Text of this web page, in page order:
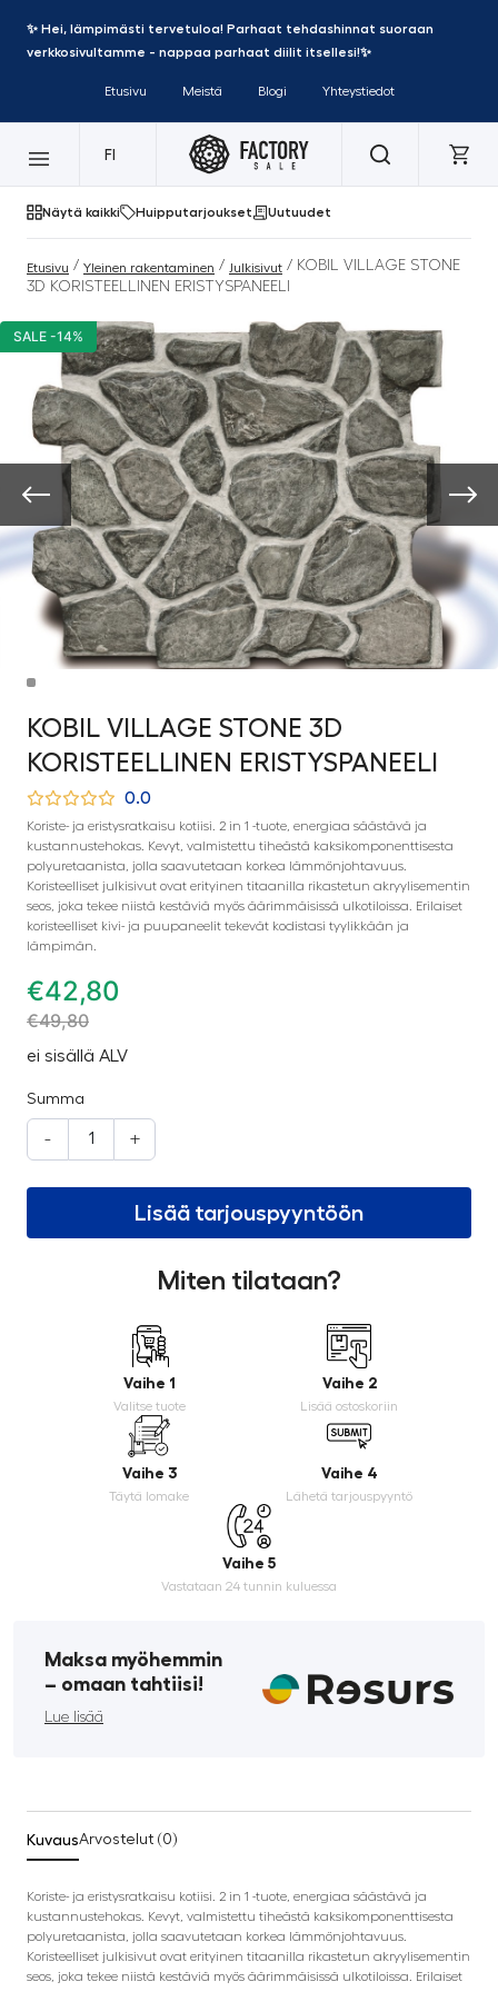
✨ Hei, lämpimästi tervetuloa! Parhaat tehdashinnat suoraan
verkkosivultamme - nappaa parhaat diilit itsellesi!✨
Etusivu Meistä Blogi Yhteystiedot
FI
Näytä kaikki Huipputarjoukset Uutuudet
Etusivu / Yleinen rakentaminen / Julkisivut / KOBIL VILLAGE STONE
3D KORISTEELLINEN ERISTYSPANEELI
SALE -14%
KOBIL VILLAGE STONE 3D
KORISTEELLINEN ERISTYSPANEELI
0.0
Koriste- ja eristysratkaisu kotiisi. 2 in 1 -tuote, energiaa säästävä ja
kustannustehokas. Kevyt, valmistettu tiheästä kaksikomponenttisesta
polyuretaanista, jolla saavutetaan korkea lämmönjohtavuus.
Koristeelliset julkisivut ovat erityinen titaanilla rikastetun akryylisementin
seos, joka tekee niistä kestäviä myös äärimmäisissä ulkotiloissa. Erilaiset
koristeelliset kivi- ja puupaneelit tekevät kodistasi tyylikkään ja
lämpimän.
€42,80
€49,80
ei sisällä ALV
Summa
- +
Lisää tarjouspyyntöön
Miten tilataan?
Vaihe 1
Valitse tuote
Vaihe 2
Lisää ostoskoriin
Vaihe 3
Täytä lomake
Vaihe 4
Lähetä tarjouspyyntö
Vaihe 5
Vastataan 24 tunnin kuluessa
Maksa myöhemmin
­– omaan tahtiisi!
Lue lisää
KuvausArvostelut (0)
Koriste- ja eristysratkaisu kotiisi. 2 in 1 -tuote, energiaa säästävä ja
kustannustehokas. Kevyt, valmistettu tiheästä kaksikomponenttisesta
polyuretaanista, jolla saavutetaan korkea lämmönjohtavuus.
Koristeelliset julkisivut ovat erityinen titaanilla rikastetun akryylisementin
seos, joka tekee niistä kestäviä myös äärimmäisissä ulkotiloissa. Erilaiset